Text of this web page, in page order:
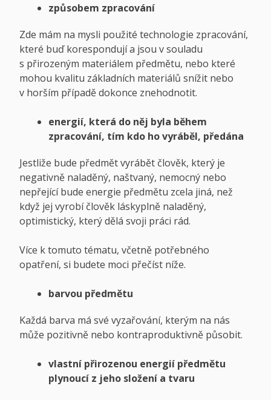
způsobem zpracování
Zde mám na mysli použité technologie zpracování,
které buď korespondují a jsou v souladu
s přirozeným materiálem předmětu, nebo které
mohou kvalitu základních materiálů snížit nebo
v horším případě dokonce znehodnotit.
energií, která do něj byla během
zpracování, tím kdo ho vyráběl, předána
Jestliže bude předmět vyrábět člověk, který je
negativně naladěný, naštvaný, nemocný nebo
nepřející bude energie předmětu zcela jiná, než
když jej vyrobí člověk láskyplně naladěný,
optimistický, který dělá svoji práci rád.
Více k tomuto tématu, včetně potřebného
opatření, si budete moci přečíst níže.
barvou předmětu
Každá barva má své vyzařování, kterým na nás
může pozitivně nebo kontraproduktivně působit.
vlastní přirozenou energií předmětu
plynoucí z jeho složení a tvaru